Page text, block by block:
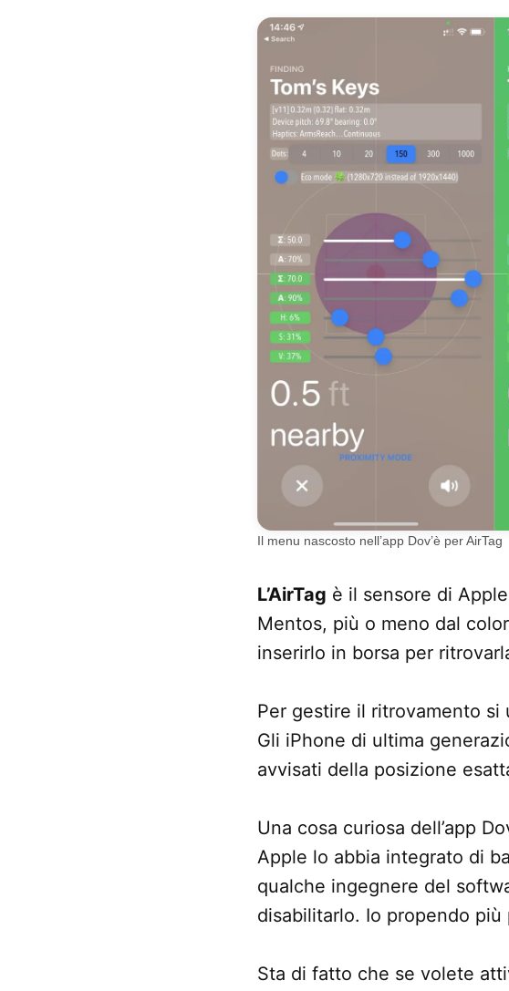
Il menu nascosto nell’app Dov’è per AirTag
L’AirTag è il sensore di
Mentos, più o meno dal
inserirlo in borsa per
Per gestire il ritrovamento si
Gli iPhone di ultima
avvisati della posizione
Una cosa curiosa dell’app
Apple lo abbia integrato di
qualche ingegnere del
disabilitarlo. Io propendo
Sta di fatto che se volete